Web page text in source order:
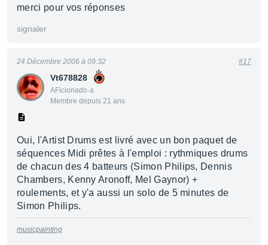
merci pour vos réponses
signaler
Vt678828
AFicionado·a
Membre depuis 21 ans
24 Décembre 2006 à 09:32 #17
Oui, l'Artist Drums est livré avec un bon paquet de
séquences Midi prêtes à l'emploi : rythmiques drums
de chacun des 4 batteurs (Simon Philips, Dennis
Chambers, Kenny Aronoff, Mel Gaynor) +
roulements, et y'a aussi un solo de 5 minutes de
Simon Philips.
musicpainting